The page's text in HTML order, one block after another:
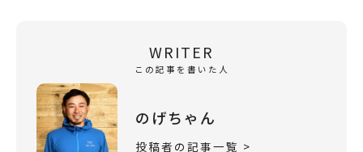
WRITER
この記事を書いた人
のげちゃん
投稿者の記事一覧 >